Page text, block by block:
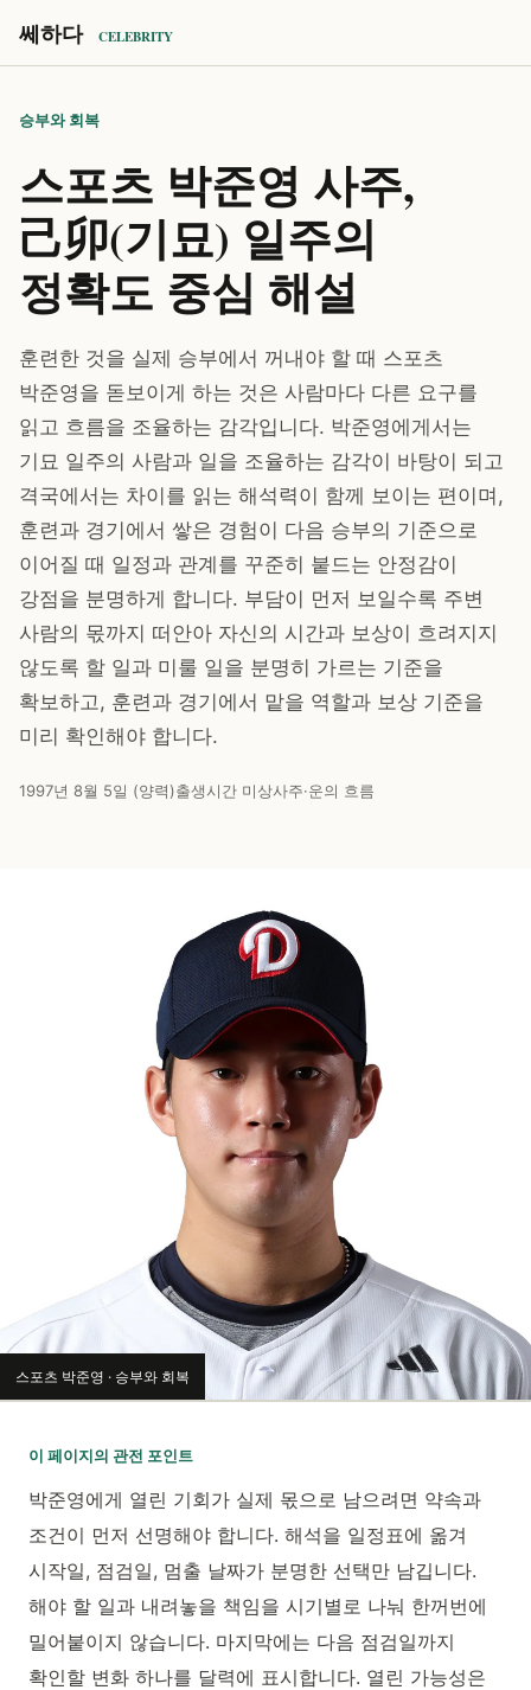
쎄하다 CELEBRITY
승부와 회복
스포츠 박준영 사주,
己卯(기묘) 일주의
정확도 중심 해설
훈련한 것을 실제 승부에서 꺼내야 할 때 스포츠
박준영을 돋보이게 하는 것은 사람마다 다른 요구를
읽고 흐름을 조율하는 감각입니다. 박준영에게서는
기묘 일주의 사람과 일을 조율하는 감각이 바탕이 되고
격국에서는 차이를 읽는 해석력이 함께 보이는 편이며,
훈련과 경기에서 쌓은 경험이 다음 승부의 기준으로
이어질 때 일정과 관계를 꾸준히 붙드는 안정감이
강점을 분명하게 합니다. 부담이 먼저 보일수록 주변
사람의 몫까지 떠안아 자신의 시간과 보상이 흐려지지
않도록 할 일과 미룰 일을 분명히 가르는 기준을
확보하고, 훈련과 경기에서 맡을 역할과 보상 기준을
미리 확인해야 합니다.
1997년 8월 5일 (양력)출생시간 미상사주·운의 흐름
스포츠 박준영 · 승부와 회복
이 페이지의 관전 포인트
박준영에게 열린 기회가 실제 몫으로 남으려면 약속과
조건이 먼저 선명해야 합니다. 해석을 일정표에 옮겨
시작일, 점검일, 멈출 날짜가 분명한 선택만 남깁니다.
해야 할 일과 내려놓을 책임을 시기별로 나눠 한꺼번에
밀어붙이지 않습니다. 마지막에는 다음 점검일까지
확인할 변화 하나를 달력에 표시합니다. 열린 가능성은